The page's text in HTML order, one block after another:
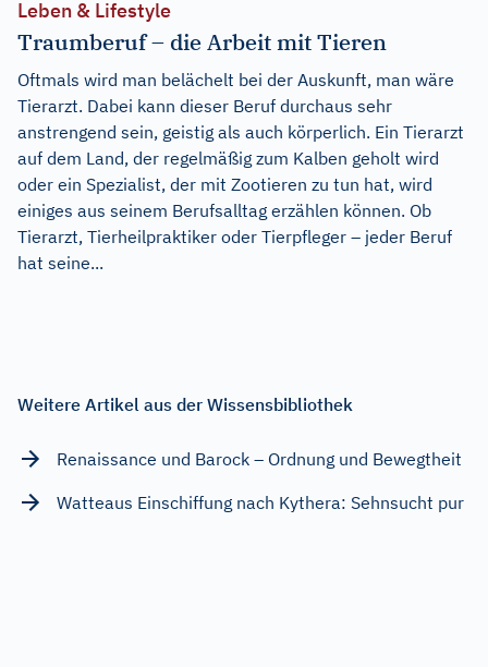
Leben & Lifestyle
Traumberuf – die Arbeit mit Tieren
Oftmals wird man belächelt bei der Auskunft, man wäre
Tierarzt. Dabei kann dieser Beruf durchaus sehr
anstrengend sein, geistig als auch körperlich. Ein Tierarzt
auf dem Land, der regelmäßig zum Kalben geholt wird
oder ein Spezialist, der mit Zootieren zu tun hat, wird
einiges aus seinem Berufsalltag erzählen können. Ob
Tierarzt, Tierheilpraktiker oder Tierpfleger – jeder Beruf
hat seine...
Weitere Artikel aus der Wissensbibliothek
Renaissance und Barock – Ordnung und Bewegtheit
Watteaus Einschiffung nach Kythera: Sehnsucht pur